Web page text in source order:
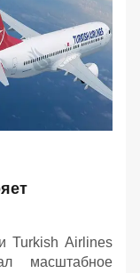
Turkish Airlines
масштабное